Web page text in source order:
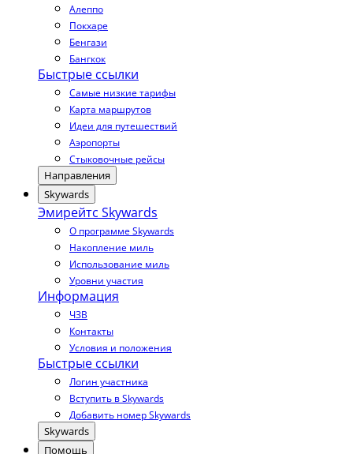
Алеппо
Покхаре
Бенгази
Бангкок
Быстрые ссылки
Самые низкие тарифы
Карта маршрутов
Идеи для путешествий
Аэропорты
Стыковочные рейсы
Направления
Skywards
Эмирейтс Skywards
О программе Skywards
Накопление миль
Использование миль
Уровни участия
Информация
ЧЗВ
Контакты
Условия и положения
Быстрые ссылки
Логин участника
Вступить в Skywards
Добавить номер Skywards
Skywards
Помощь